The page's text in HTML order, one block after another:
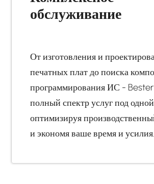
обслуживание
От изготовления и
печатных плат до поиска
программирования ИС - Bester
полный спектр услуг под
оптимизируя
и экономя ваше время и усилия.